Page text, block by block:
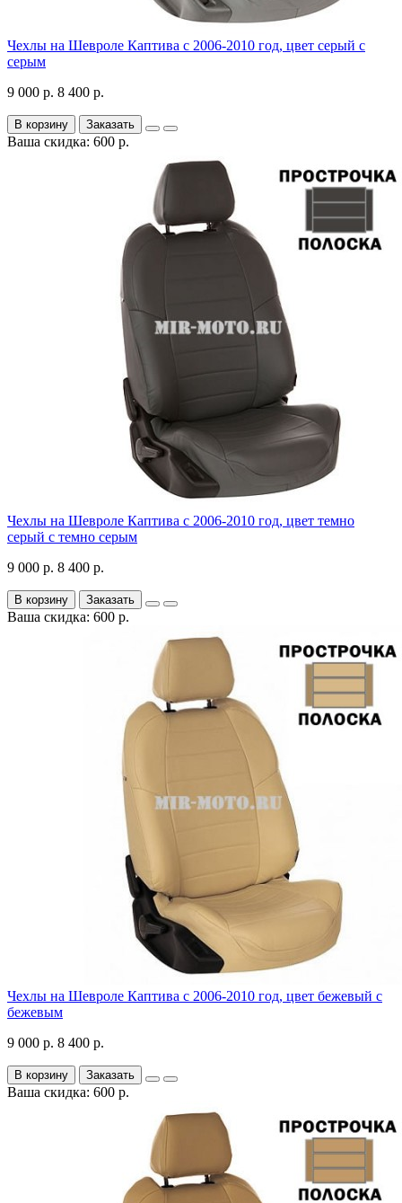
Чехлы на Шевроле Каптива с 2006-2010 год, цвет серый с
серым
9 000 р. 8 400 р.
В корзину Заказать
Ваша скидка: 600 р.
Чехлы на Шевроле Каптива с 2006-2010 год, цвет темно
серый с темно серым
9 000 р. 8 400 р.
В корзину Заказать
Ваша скидка: 600 р.
Чехлы на Шевроле Каптива с 2006-2010 год, цвет бежевый с
бежевым
9 000 р. 8 400 р.
В корзину Заказать
Ваша скидка: 600 р.